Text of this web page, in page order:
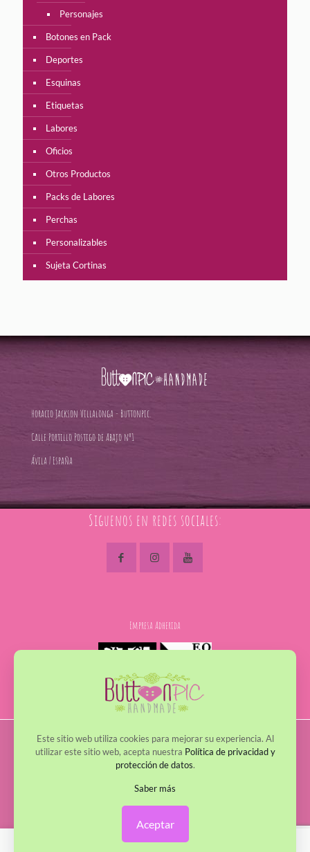
Personajes
Botones en Pack
Deportes
Esquinas
Etiquetas
Labores
Oficios
Otros Productos
Packs de Labores
Perchas
Personalizables
Sujeta Cortinas
Horacio Jackson Villalonga - Buttonpic.
Calle Portillo Postigo de Abajo nº1
Ávila | España
Siguenos en redes sociales:
Empresa Adherida
© 2017 - 2022 ButtonPic. Todos los derechos reservados
Política de Privacidad
Política de Cookies
Este sitio web utiliza cookies para mejorar su experiencia. Al
utilizar este sitio web, acepta nuestra Política de privacidad y
protección de datos.
Saber más
Aceptar